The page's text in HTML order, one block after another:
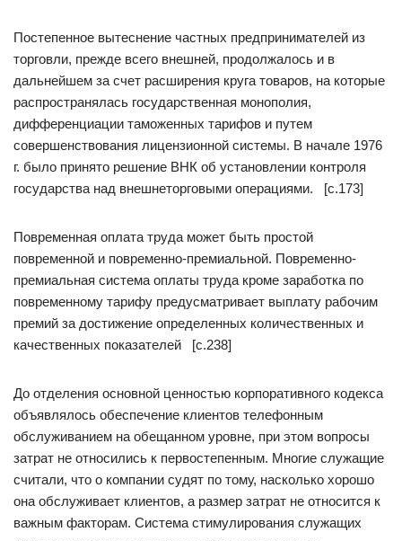
Постепенное вытеснение частных предпринимателей из
торговли, прежде всего внешней, продолжалось и в
дальнейшем за счет расширения круга товаров, на которые
распространялась государственная монополия,
дифференциации таможенных тарифов и путем
совершенствования лицензионной системы. В начале 1976
г. было принято решение ВНК об установлении контроля
государства над внешнеторговыми операциями. [c.173]
Повременная оплата труда может быть простой
повременной и повременно-премиальной. Повременно-
премиальная система оплаты труда кроме заработка по
повременному тарифу предусматривает выплату рабочим
премий за достижение определенных количественных и
качественных показателей [c.238]
До отделения основной ценностью корпоративного кодекса
объявлялось обеспечение клиентов телефонным
обслуживанием на обещанном уровне, при этом вопросы
затрат не относились к первостепенным. Многие служащие
считали, что о компании судят по тому, насколько хорошо
она обслуживает клиентов, а размер затрат не относится к
важным факторам. Система стимулирования служащих